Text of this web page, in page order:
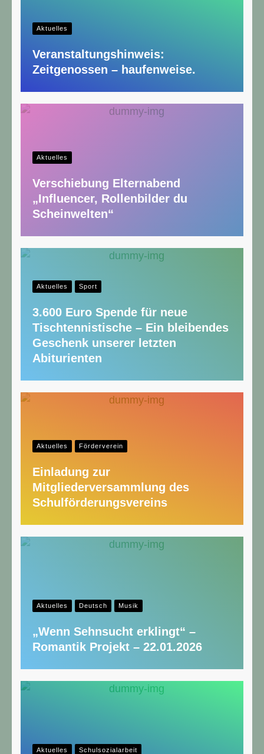
Aktuelles
Veranstaltungshinweis:
Zeitgenossen – haufenweise.
Aktuelles
Verschiebung Elternabend
„Influencer, Rollenbilder du
Scheinwelten“
Aktuelles Sport
3.600 Euro Spende für neue
Tischtennistische – Ein bleibendes
Geschenk unserer letzten
Abiturienten
Aktuelles Förderverein
Einladung zur
Mitgliederversammlung des
Schulförderungsvereins
Aktuelles Deutsch Musik
„Wenn Sehnsucht erklingt“ –
Romantik Projekt – 22.01.2026
Aktuelles Schulsozialarbeit